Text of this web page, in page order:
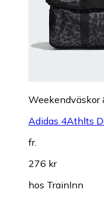
Weekendväskor
Adidas 4Athlts
fr.
276 kr
hos TrainInn